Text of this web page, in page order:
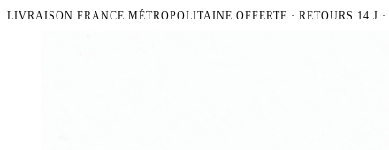
LIVRAISON FRANCE MÉTROPOLITAINE OFFERTE · RETOURS 14 J ·